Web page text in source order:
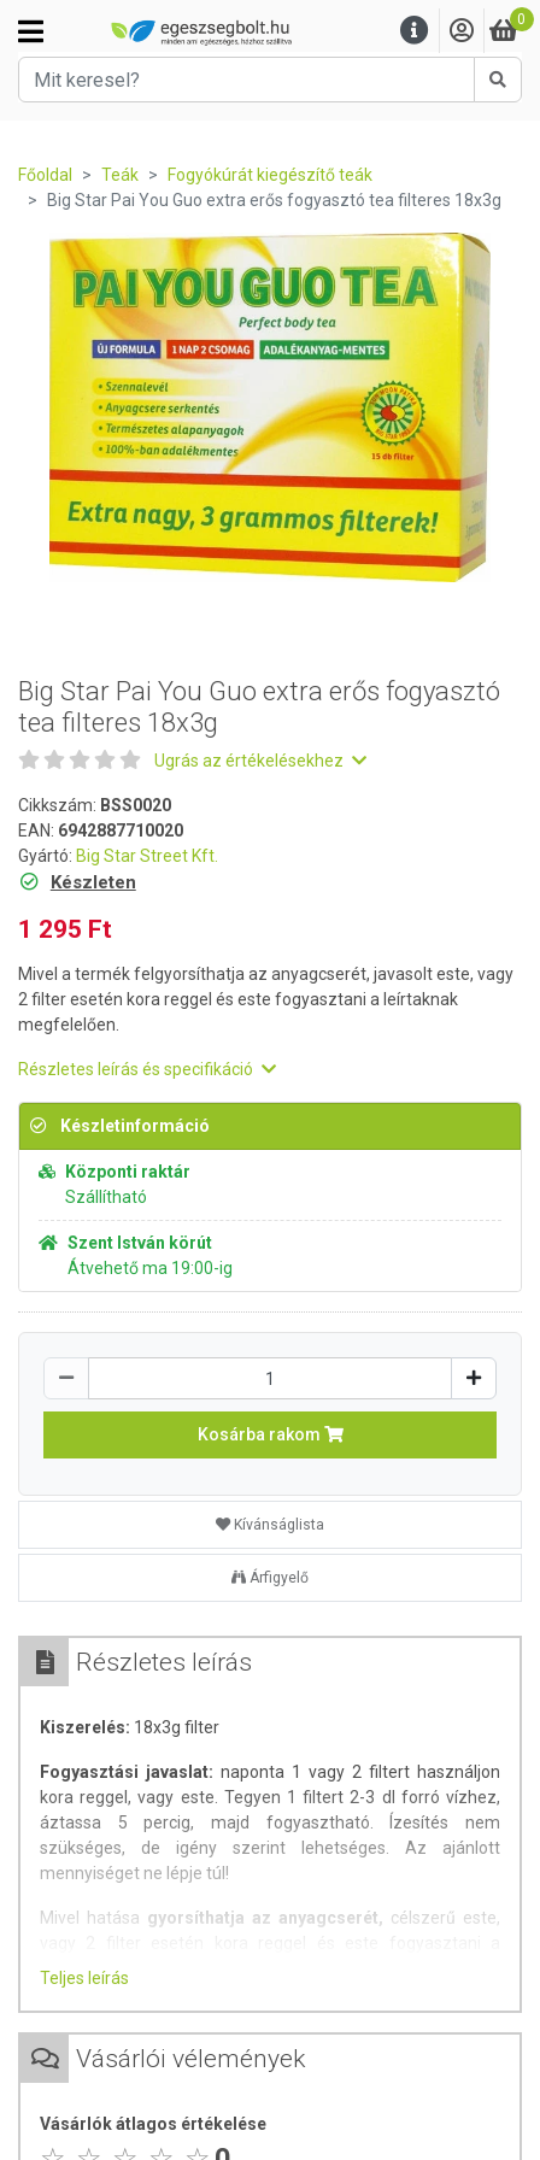
0
Főoldal Teák
Fogyókúrát kiegészítő teák
Big Star Pai You Guo extra erős fogyasztó tea filteres 18x3g
Big Star Pai You Guo extra erős fogyasztó
tea filteres 18x3g
Ugrás az értékelésekhez
Cikkszám: BSS0020
EAN: 6942887710020
Gyártó: Big Star Street Kft.
Készleten
1 295 Ft
Mivel a termék felgyorsíthatja az anyagcserét, javasolt este, vagy
2 filter esetén kora reggel és este fogyasztani a leírtaknak
megfelelően.
Részletes leírás és specifikáció
Készletinformáció
Központi raktár
Szállítható
Szent István körút
Átvehető ma 19:00-ig
Kosárba rakom
Kívánságlista
Árfigyelő
Részletes leírás
Kiszerelés: 18x3g filter
Fogyasztási javaslat: naponta 1 vagy 2 filtert használjon
kora reggel, vagy este. Tegyen 1 filtert 2-3 dl forró vízhez,
áztassa 5 percig, majd fogyasztható. Ízesítés nem
szükséges, de igény szerint lehetséges. Az ajánlott
mennyiséget ne lépje túl!
Mivel hatása gyorsíthatja az anyagcserét, célszerű este,
leírtaknak megfelelően. Egy hétig alkalmazza kúraszerűen,
majd tarthasson szünetet!
Összetevők: Szenna levél, krizantém virág, szeder levél,
almapektin, Szennozid B tartalom napi 1 filter esetén 4,9
mg, napi 2 filter esetén 9,8 mg.
Figyelem!
Teljes leírás
Vásárlói vélemények
Vásárlók átlagos értékelése